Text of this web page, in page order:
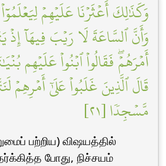
وَكَذَٰلِكَ أَعۡثَرۡنَا عَلَيۡهِمۡ
وَأَنَّ ٱلسَّاعَةَ لَا رَيۡبَ فِيهَآ إِذۡ
أَمۡرَهُمۡۖ فَقَالُواْ ٱبۡنُواْ عَلَيۡهِم
قَالَ ٱلَّذِينَ غَلَبُواْ عَلَىٰٓ أَمۡرِهِمۡ
مَّسۡجِدٗا [٢١]
பற்றிய) விஷயத்தில்
போது, நிச்சயம்